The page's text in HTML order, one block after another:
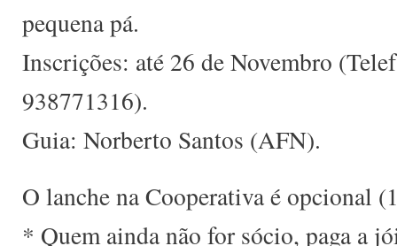
pequena pá.
Inscrições: até 26 de Novembro
938771316).
Guia: Norberto Santos (AFN).
O lanche na Cooperativa é opcional
* Quem ainda não for sócio, paga a